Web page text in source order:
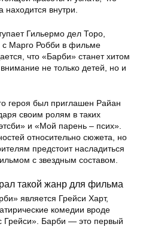
внутри.
Гильермо дел Торо,
с Марго Робби в фильме
что «Барби» станет хитом
не только детей, но и
героя был приглашен Райан
своим ролям в таких
и «Мой парень – псих».
относительно сюжета, но
предстоит насладиться
с звездным составом.
такой жанр для фильма
является Грейси Харт,
комедии вроде
Грейси». Барби — это первый